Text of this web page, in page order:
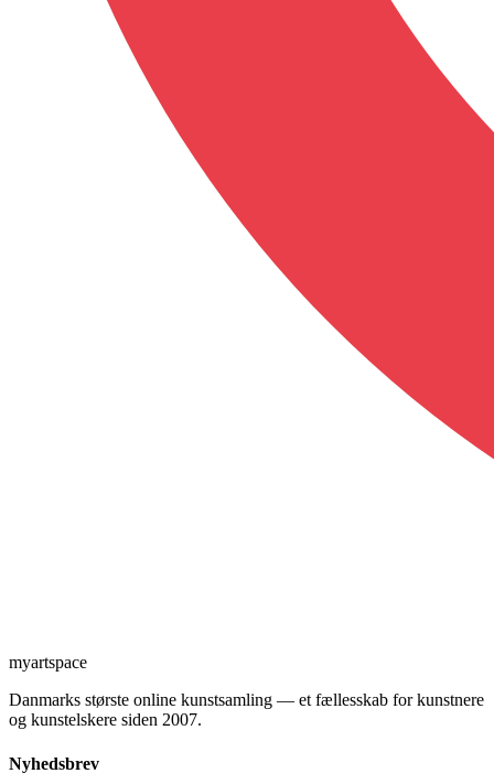
myartspace
Danmarks største online kunstsamling — et fællesskab for kunstnere
og kunstelskere siden 2007.
Nyhedsbrev